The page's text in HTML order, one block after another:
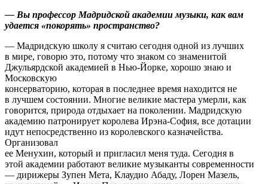
— Вы профессор Мадридской академии музыки, как вам
удается «покорять» пространство?
— Мадридскую школу я считаю сегодня одной из лучших
в мире, говорю это, потому что знаком со знаменитой
Джульярдской академией в Нью-Йорке, хорошо знаю и
Московскую
консерваторию, которая в последнее время находится не
в лучшем состоянии. Многие великие мастера умерли, как
говорится, природа отдыхает на поколении. Мадридскую
академию патронирует королева Ирэна-София, все дотации
идут непосредственно из королевского казначейства.
Организовал
ее Менухин, который и пригласил меня туда. Сегодня в
этой академии работают великие музыканты современности
— дирижеры Зупен Мета, Клаудио Абаду, Лорен Мазель,